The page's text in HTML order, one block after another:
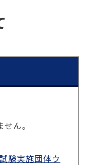
ん。
試験実施団体ウ